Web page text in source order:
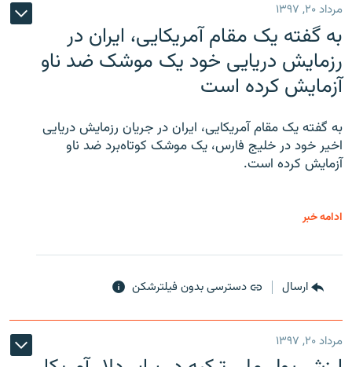
مرداد ۲۰, ۱۳۹۷
به گفته یک مقام آمریکایی، ایران در
رزمایش دریایی خود یک موشک ضد ناو
آزمایش کرده است
به گفته یک مقام آمریکایی، ایران در جریان رزمایش دریایی
اخیر خود در خلیج فارس، یک موشک کوتاه‌برد ضد ناو
آزمایش کرده است.
ادامه خبر
ارسال دسترسی بدون فیلترشکن
مرداد ۲۰, ۱۳۹۷